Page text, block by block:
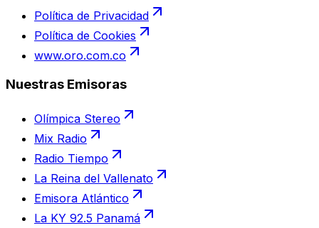
Política de Privacidad
Política de Cookies
www.oro.com.co
Nuestras Emisoras
Olímpica Stereo
Mix Radio
Radio Tiempo
La Reina del Vallenato
Emisora Atlántico
La KY 92.5 Panamá